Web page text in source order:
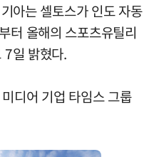
아는 셀토스가 인도 자동
터 올해의 스포츠유틸리
7일 밝혔다.
디어 기업 타임스 그룹